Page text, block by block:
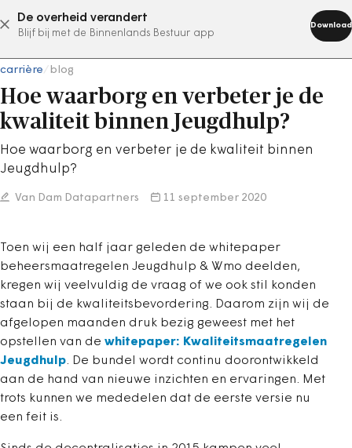
De overheid verandert
Blijf bij met de Binnenlands Bestuur app
Download
abonneer nu
carrière blog
Hoe waarborg en verbeter je de
kwaliteit binnen Jeugdhulp?
Hoe waarborg en verbeter je de kwaliteit binnen
Jeugdhulp?
Van Dam Datapartners 11 september 2020
Toen wij een half jaar geleden de whitepaper
beheersmaatregelen Jeugdhulp & Wmo deelden,
kregen wij veelvuldig de vraag of we ook stil konden
staan bij de kwaliteitsbevordering. Daarom zijn wij de
afgelopen maanden druk bezig geweest met het
opstellen van de whitepaper: Kwaliteitsmaatregelen
Jeugdhulp. De bundel wordt continu doorontwikkeld
aan de hand van nieuwe inzichten en ervaringen. Met
trots kunnen we mededelen dat de eerste versie nu
een feit is.